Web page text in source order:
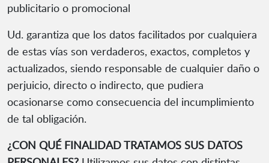
publicitario o promocional
Ud. garantiza que los datos facilitados por cualquiera
de estas vías son verdaderos, exactos, completos y
actualizados, siendo responsable de cualquier daño o
perjuicio, directo o indirecto, que pudiera
ocasionarse como consecuencia del incumplimiento
de tal obligación.
¿CON QUÉ FINALIDAD TRATAMOS SUS DATOS